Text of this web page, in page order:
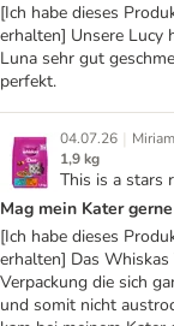
[Ich habe dieses
erhalten] Unsere Lucy
Luna sehr gut
perfekt.
04.07.26 | Miriam
1,9 kg
This is a stars
Mag mein Kater gerne
[Ich habe dieses
erhalten] Das
Verpackung die sich
und somit nicht